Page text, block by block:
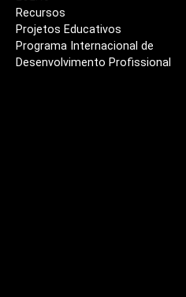
Recursos
Projetos Educativos
Programa Internacional de
Desenvolvimento Profissional